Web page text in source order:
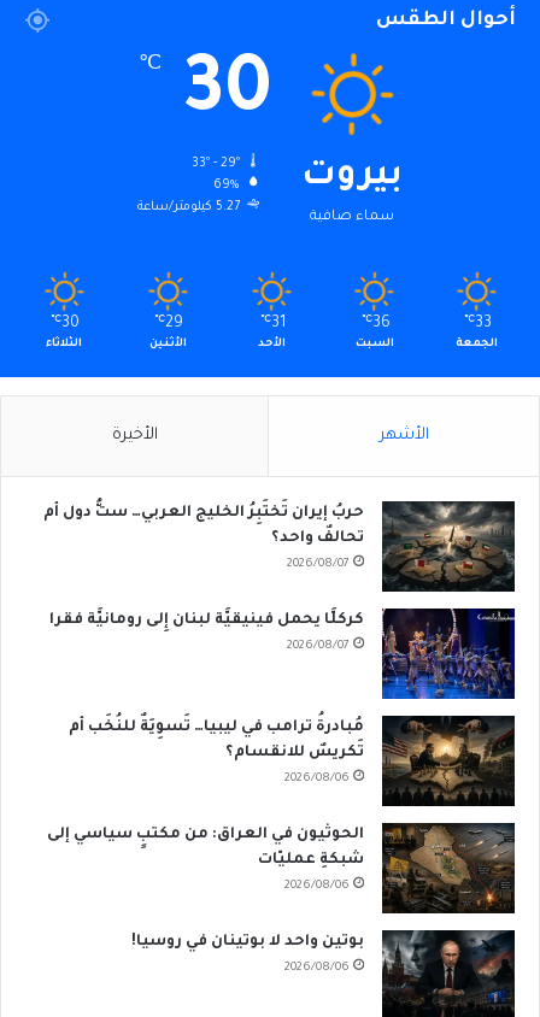
أحوال الطقس
بيروت
سماء صافية
30
℃
69%
5.27 كيلومتر/ساعة
33
℃
الجمعة
36
℃
السبت
31
℃
الأحد
29
℃
الأثنين
30
℃
الثلاثاء
الأشهر الأخيرة
حربُ إيران تَختَبِرُ الخليج العربي… ستُّ دول أم
تحالفٌ واحد؟
2026/08/07
كركلَّا يحمل فينيقيَّة لبنان إِلى رومانيَّة فقرا
2026/08/07
مُبادرةُ ترامب في ليبيا… تَسوِيَةٌ للنُخَب أم
تَكريسٌ للانقسام؟
2026/08/06
الحوثيون في العراق: من مكتبٍ سياسي إلى
شبكةِ عمليّات
2026/08/06
بوتين واحد لا بوتينان في روسيا!
2026/08/06